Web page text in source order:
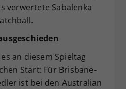
verwertete Sabalenka
an diesem Spieltag
Start: Für Brisbane-
ist bei den Australian